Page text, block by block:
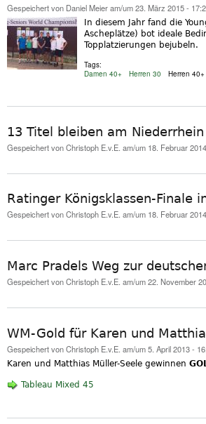
Gespeichert von Daniel Meieram/um 23. März 2015 -
In diesem Jahr fand die
Ascheplätze) bot ideale
Topplatzierungen bejubeln.
Tags:
Damen 40+
Herren 30 Herren 40+
13 Titel bleiben am Niederrhein
Gespeichert vonChristoph E.v.E. am/um 18. Februar
Ratinger Königsklassen-Finale
Gespeichert vonChristoph E.v.E. am/um 18. Februar
Marc Pradels Weg zur
Gespeichert vonChristoph E.v.E. am/um 22. November
WM-Gold für Karen und
Gespeichert vonChristoph E.v.E. am/um 5. April 2013 -
Karen und Matthias Müller-Seele gewinnen
Tableau Mixed 45